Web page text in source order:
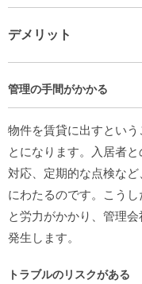
デメリット
管理の手間がかかる
物件を賃貸に出すとい
とになります。入居者
対応、定期的な点検な
にわたるのです。こう
と労力がかかり、管理
発生します。
トラブルのリスクがある